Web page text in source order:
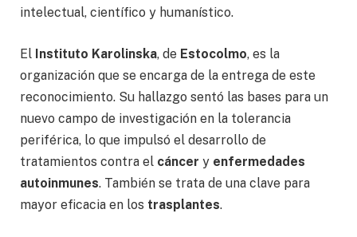
intelectual, científico y humanístico.
El Instituto Karolinska, de Estocolmo, es la
organización que se encarga de la entrega de este
reconocimiento. Su hallazgo sentó las bases para un
nuevo campo de investigación en la tolerancia
periférica, lo que impulsó el desarrollo de
tratamientos contra el cáncer y enfermedades
autoinmunes. También se trata de una clave para
mayor eficacia en los trasplantes.